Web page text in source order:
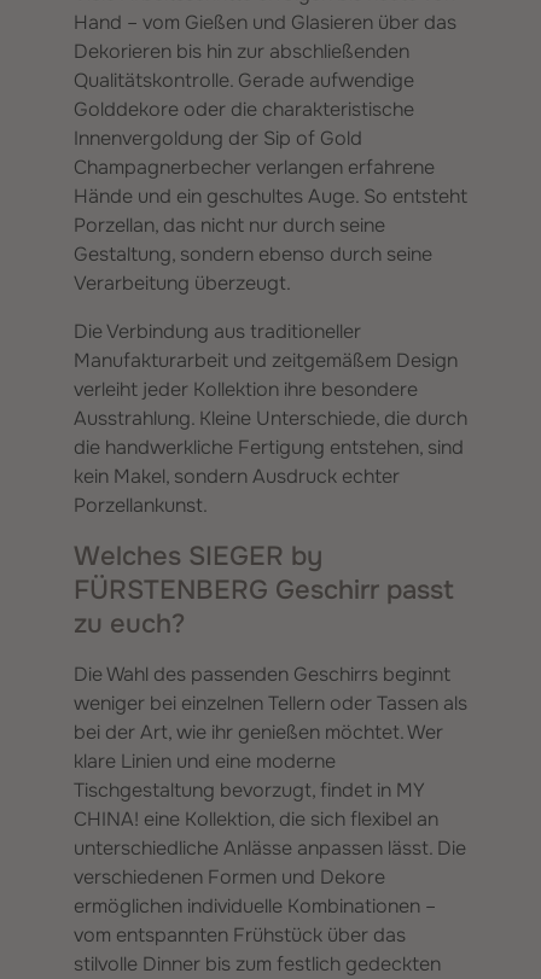
Hand – vom Gießen und Glasieren über das
Dekorieren bis hin zur abschließenden
Qualitätskontrolle. Gerade aufwendige
Golddekore oder die charakteristische
Innenvergoldung der Sip of Gold
Champagnerbecher verlangen erfahrene
Hände und ein geschultes Auge. So entsteht
Porzellan, das nicht nur durch seine
Gestaltung, sondern ebenso durch seine
Verarbeitung überzeugt.
Die Verbindung aus traditioneller
Manufakturarbeit und zeitgemäßem Design
verleiht jeder Kollektion ihre besondere
Ausstrahlung. Kleine Unterschiede, die durch
die handwerkliche Fertigung entstehen, sind
kein Makel, sondern Ausdruck echter
Porzellankunst.
Welches SIEGER by
FÜRSTENBERG Geschirr passt
zu euch?
Die Wahl des passenden Geschirrs beginnt
weniger bei einzelnen Tellern oder Tassen als
bei der Art, wie ihr genießen möchtet. Wer
klare Linien und eine moderne
Tischgestaltung bevorzugt, findet in MY
CHINA! eine Kollektion, die sich flexibel an
unterschiedliche Anlässe anpassen lässt. Die
verschiedenen Formen und Dekore
ermöglichen individuelle Kombinationen –
vom entspannten Frühstück über das
stilvolle Dinner bis zum festlich gedeckten